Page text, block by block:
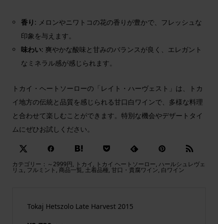
香り : メロンやニワトコの花の香りが豊かで、フレッシュな
印象を与えます。
味わい: 爽やかな酸味と甘みのバランスが良く、エレガント
なミネラル感が感じられます。
トカイ・ヘートソーローの「レイト・ハーヴェスト」は、トカ
イ地方の伝統と品質を感じられる甘口白ワインで、多様な料理
と合わせて楽しむことができます。特別な機会やデザートタイ
ムにぜひお試しください。
カテゴリー： ～2999円, トカイ, トカイ ヘートソーロー, ハールシュレヴェ
リュ, フルミント , 商品一覧, 土着品種,甘口・貴腐ワイン, 白ワイン
Tokaj Hetszolo Late Harvest 2015